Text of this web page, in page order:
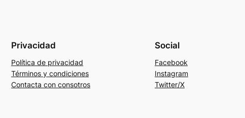
Privacidad
Política de privacidad
Términos y condiciones
Contacta con consotros
Social
Facebook
Instagram
Twitter/X